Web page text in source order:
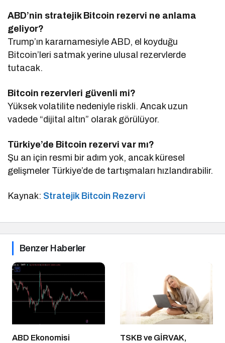
ABD’nin stratejik Bitcoin rezervi ne anlama
geliyor?
Trump’ın kararnamesiyle ABD, el koyduğu
Bitcoin’leri satmak yerine ulusal rezervlerde
tutacak.
Bitcoin rezervleri güvenli mi?
Yüksek volatilite nedeniyle riskli. Ancak uzun
vadede “dijital altın” olarak görülüyor.
Türkiye’de Bitcoin rezervi var mı?
Şu an için resmi bir adım yok, ancak küresel
gelişmeler Türkiye’de de tartışmaları hızlandırabilir.
Kaynak: Stratejik Bitcoin Rezervi
Benzer Haberler
ABD Ekonomisi
TSKB ve GİRVAK,